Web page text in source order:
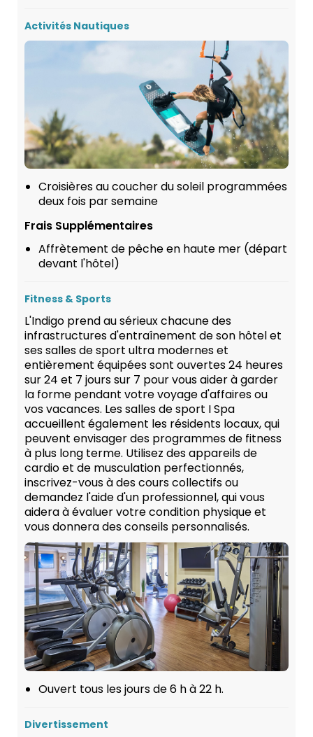
Activités Nautiques
Croisières au coucher du soleil programmées
deux fois par semaine
Frais Supplémentaires
Affrètement de pêche en haute mer (départ
devant l'hôtel)
Fitness & Sports
L'Indigo prend au sérieux chacune des
infrastructures d'entraînement de son hôtel et
ses salles de sport ultra modernes et
entièrement équipées sont ouvertes 24 heures
sur 24 et 7 jours sur 7 pour vous aider à garder
la forme pendant votre voyage d'affaires ou
vos vacances. Les salles de sport I Spa
accueillent également les résidents locaux, qui
peuvent envisager des programmes de fitness
à plus long terme. Utilisez des appareils de
cardio et de musculation perfectionnés,
inscrivez-vous à des cours collectifs ou
demandez l'aide d'un professionnel, qui vous
aidera à évaluer votre condition physique et
vous donnera des conseils personnalisés.
Ouvert tous les jours de 6 h à 22 h.
Divertissement